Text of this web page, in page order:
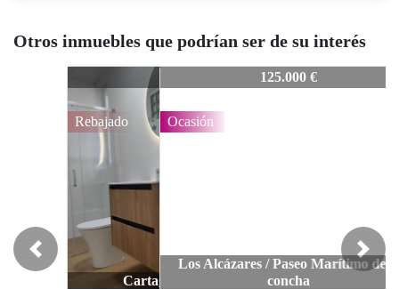
Otros inmuebles que podrían ser de su interés
1601-GP1427V
Los Alcázares / Paseo Marítimo de la
Ocasión
Previous Next